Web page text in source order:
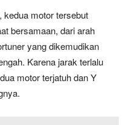
kedua motor tersebut
bersamaan, dari arah
yang dikemudikan
Karena jarak terlalu
motor terjatuh dan Y